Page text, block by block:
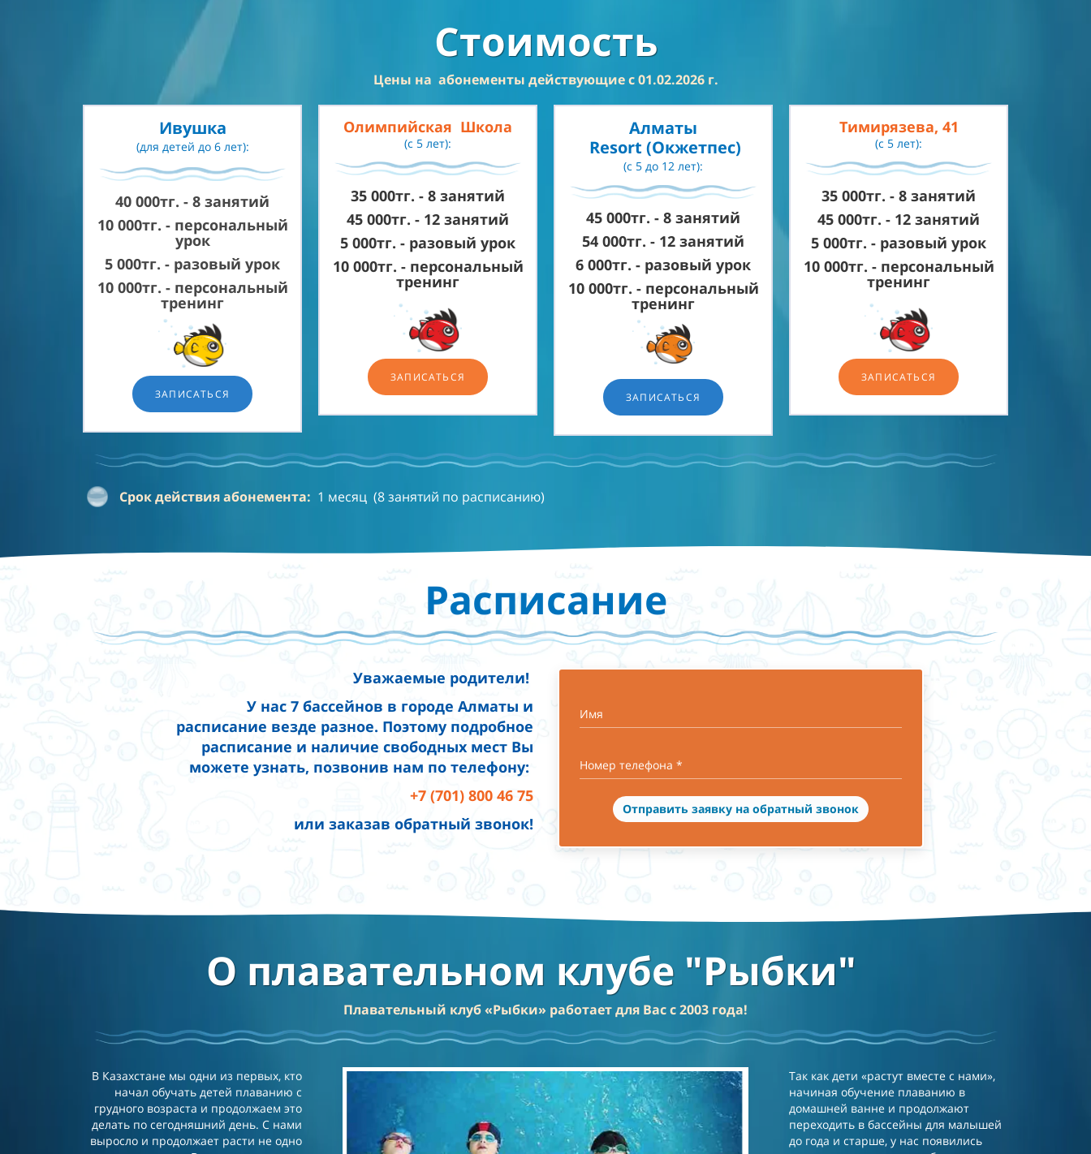
Стоимость
Цены на абонементы действующие с 01.02.2026 г.
Ивушка
(для детей до 6 лет):
40 000тг. - 8 занятий
10 000тг. - персональный
урок
5 000тг. - разовый урок
10 000тг. - персональный
тренинг
ЗАПИСАТЬСЯ
Олимпийская Школа
(с 5 лет):
35 000тг. - 8 занятий
45 000тг. - 12 занятий
5 000тг. - разовый урок
10 000тг. - персональный
тренинг
ЗАПИСАТЬСЯ
Алматы
Resort (Окжетпес)
(с 5 до 12 лет):
45 000тг. - 8 занятий
54 000тг. - 12 занятий
6 000тг. - разовый урок
10 000тг. - персональный
тренинг
ЗАПИСАТЬСЯ
Тимирязева, 41
(с 5 лет):
35 000тг. - 8 занятий
45 000тг. - 12 занятий
5 000тг. - разовый урок
10 000тг. - персональный
тренинг
ЗАПИСАТЬСЯ
Срок действия абонемента: 1 месяц (8 занятий по расписанию)
Расписание
Уважаемые родители!
У нас 7 бассейнов в городе Алматы и
расписание везде разное. Поэтому подробное
расписание и наличие свободных мест Вы
можете узнать, позвонив нам по телефону:
+7 (701) 800 46 75
или заказав обратный звонок!
Имя
Номер телефона *
Отправить заявку на обратный звонок
О плавательном клубе "Рыбки"
Плавательный клуб «Рыбки» работает для Вас с 2003 года!
В Казахстане мы одни из первых, кто
начал обучать детей плаванию с
грудного возраста и продолжаем это
делать по сегодняшний день. С нами
выросло и продолжает расти не одно
Так как дети «растут вместе с нами»,
начиная обучение плаванию в
домашней ванне и продолжают
переходить в бассейны для малышей
до года и старше, у нас появились